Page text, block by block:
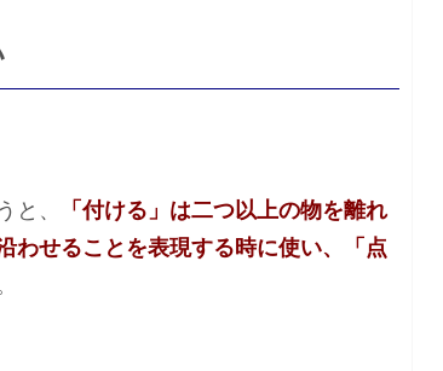
と、
「付ける」は二つ以上の物を離れ
わせることを表現する時に使い、「点